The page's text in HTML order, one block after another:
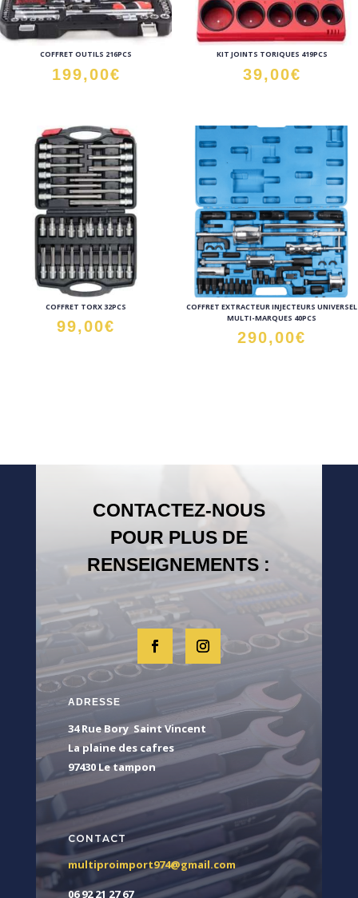
COFFRET OUTILS 216PCS
199,00€
KIT JOINTS TORIQUES 419PCS
39,00€
COFFRET TORX 32PCS
99,00€
COFFRET EXTRACTEUR INJECTEURS UNIVERSEL
MULTI-MARQUES 40PCS
290,00€
CONTACTEZ-NOUS
POUR PLUS DE
RENSEIGNEMENTS :
ADRESSE
34 Rue Bory Saint Vincent
La plaine des cafres
97430 Le tampon
CONTACT
multiproimport974@gmail.com
06 92 21 27 67